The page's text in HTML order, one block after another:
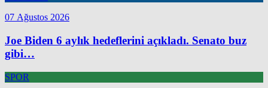
07 Ağustos 2026
Joe Biden 6 aylık hedeflerini açıkladı. Senato buz
gibi…
SPOR